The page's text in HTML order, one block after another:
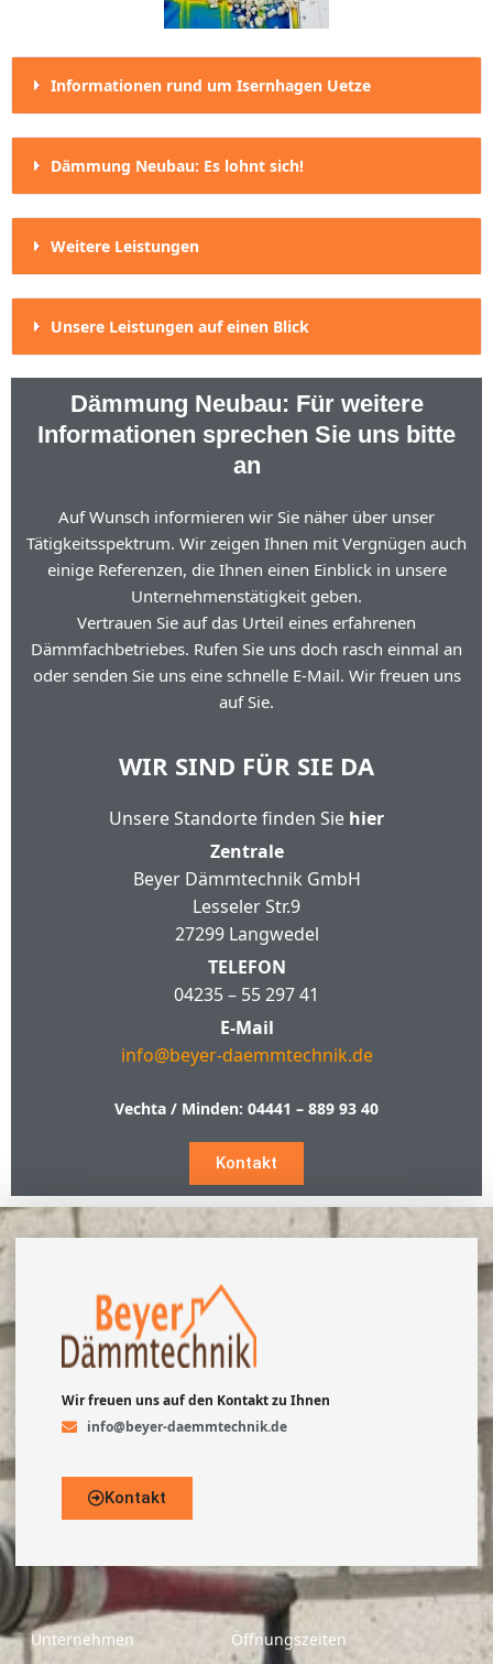
Informationen rund um Isernhagen Uetze
Dämmung Neubau: Es lohnt sich!
Weitere Leistungen
Unsere Leistungen auf einen Blick
Dämmung Neubau: Für weitere
Informationen sprechen Sie uns bitte
an
Auf Wunsch informieren wir Sie näher über unser
Tätigkeitsspektrum. Wir zeigen Ihnen mit Vergnügen auch
einige Referenzen, die Ihnen einen Einblick in unsere
Unternehmenstätigkeit geben.
Vertrauen Sie auf das Urteil eines erfahrenen
Dämmfachbetriebes. Rufen Sie uns doch rasch einmal an
oder senden Sie uns eine schnelle E-Mail. Wir freuen uns
auf Sie.
WIR SIND FÜR SIE DA
Unsere Standorte finden Sie hier
Zentrale
Beyer Dämmtechnik GmbH
Lesseler Str.9
27299 Langwedel
TELEFON
04235 – 55 297 41
E-Mail
info@beyer-daemmtechnik.de
Vechta / Minden: 04441 – 889 93 40
Kontakt
Wir freuen uns auf den Kontakt zu Ihnen
info@beyer-daemmtechnik.de
Kontakt
Unternehmen Öffnungszeiten